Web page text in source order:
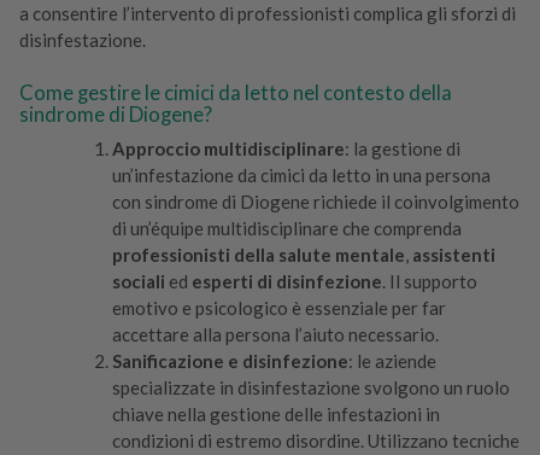
a consentire l’intervento di professionisti complica gli sforzi di
disinfestazione.
Come gestire le cimici da letto nel contesto della
sindrome di Diogene?
Approccio multidisciplinare: la gestione di
un’infestazione da cimici da letto in una persona
con sindrome di Diogene richiede il coinvolgimento
di un’équipe multidisciplinare che comprenda
professionisti della salute mentale, assistenti
sociali ed esperti di disinfezione. Il supporto
emotivo e psicologico è essenziale per far
accettare alla persona l’aiuto necessario.
Sanificazione e disinfezione: le aziende
specializzate in disinfestazione svolgono un ruolo
chiave nella gestione delle infestazioni in
condizioni di estremo disordine. Utilizzano tecniche